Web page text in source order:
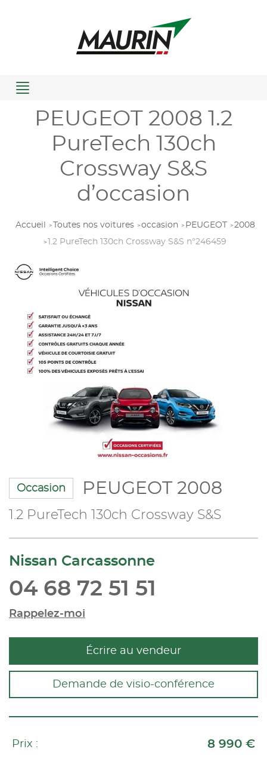
Menu
PEUGEOT 2008 1.2
PureTech 130ch
Crossway S&S
d’occasion
Accueil Toutes nos voitures occasion PEUGEOT
2008
1.2 PureTech 130ch Crossway S&S n°246459
Occasion PEUGEOT 2008
1.2 PureTech 130ch Crossway S&S
Nissan Carcassonne
04 68 72 51 51
Rappelez-moi
Écrire au vendeur
Demande de visio-conférence
Prix : 8 990 €